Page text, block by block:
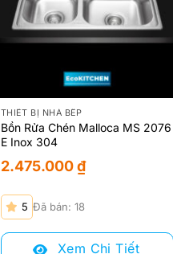
THIẾT BỊ NHÀ BẾP
Bồn Rửa Chén Malloca MS 2076
E Inox 304
2.475.000₫
5 Đã bán: 18
Xem Chi Tiết